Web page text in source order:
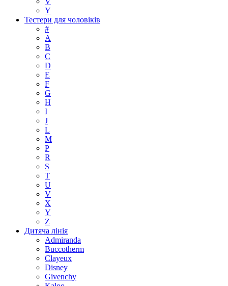
Y
Тестери для чоловіків
#
A
B
C
D
E
F
G
H
I
J
L
M
P
R
S
T
U
V
X
Y
Z
Дитяча лінія
Admiranda
Buccotherm
Clayeux
Disney
Givenchy